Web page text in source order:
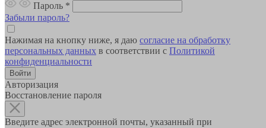
Пароль *
Забыли пароль?
Нажимая на кнопку ниже, я даю согласие на обработку
персональных данных в соответствии с Политикой
конфиденциальности
Авторизация
Восстановление пароля
Введите адрес электронной почты, указанный при